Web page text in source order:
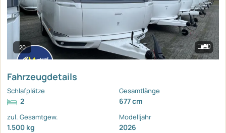
20
Fahrzeugdetails
Schlafplätze
2
Gesamtlänge
677 cm
zul. Gesamtgew.
1.500 kg
Modelljahr
2026